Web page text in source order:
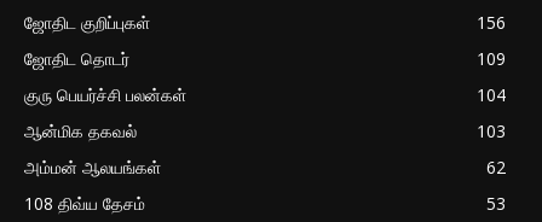
ஜோதிட குறிப்புகள்
156
ஜோதிட தொடர்
109
குரு பெயர்ச்சி பலன்கள்
104
ஆன்மிக தகவல்
103
அம்மன் ஆலயங்கள்
62
108 திவ்ய தேசம்
53